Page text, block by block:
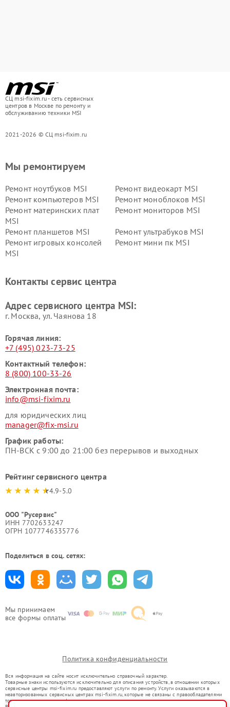
СЦ msi-fixim.ru - сеть сервисных
центров в Москве по ремонту и
обслуживанию техники MSI
2021-2026 © СЦ msi-fixim.ru
Мы принимаем
все формы оплаты
Мы ремонтируем
Ремонт ноутбуков MSI
Ремонт видеокарт MSI
Ремонт компьютеров MSI
Ремонт моноблоков MSI
Ремонт материнских плат
MSI
Ремонт мониторов MSI
Ремонт планшетов MSI
Ремонт ультрабуков MSI
Ремонт игровых консолей
MSI
Ремонт мини пк MSI
Контакты сервис центра
Адрес сервисного центра MSI:
г. Москва, ул. Чаянова 18
Горячая линия:
+7 (495) 023-73-25
Контактный телефон:
8 (800) 100-33-26
Электронная почта:
info@msi-fixim.ru
для юридических лиц
manager@fix-msi.ru
График работы:
ПН-ВСК с 9:00 до 21:00 без перерывов и выходных
Рейтинг сервисного центра
4.9-5.0
ООО "Русервис"
ИНН 7702633247
ОГРН 1077746335776
Поделиться в соц. сетях:
Политика конфиденциальности
Вся информация на сайте носит исключительно справочный характер.
Товарные знаки используются исключительно для описания устройств, в отношении которых
сервисные центры msi-fixim.ru предоставляют услуги по ремонту. Услуги оказываются в
неавторизованных сервисных центрах msi-fixim.ru, которые не связаны с правообладателями
товарных знаков или их официальными представителями.